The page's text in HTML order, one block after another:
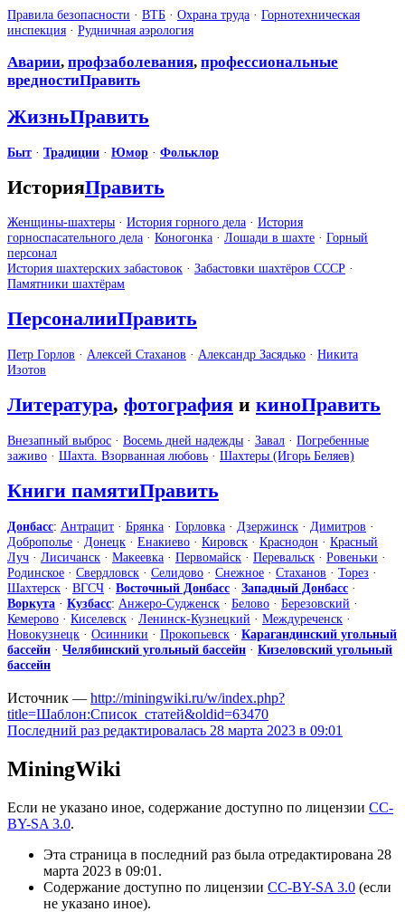
Правила безопасности · ВТБ · Охрана труда · Горнотехническая
инспекция · Рудничная аэрология
Аварии, профзаболевания, профессиональные
вредностиПравить
ЖизньПравить
Быт · Традиции · Юмор · Фольклор
ИсторияПравить
Женщины-шахтеры · История горного дела · История
горноспасательного дела · Коногонка · Лошади в шахте · Горный
персонал
История шахтерских забастовок · Забастовки шахтёров СССР ·
Памятники шахтёрам
ПерсоналииПравить
Петр Горлов · Алексей Стаханов · Александр Засядько · Никита
Изотов
Литература, фотография и киноПравить
Внезапный выброс · Восемь дней надежды · Завал · Погребенные
заживо · Шахта. Взорванная любовь · Шахтеры (Игорь Беляев)
Книги памятиПравить
Донбасс: Антрацит · Брянка · Горловка · Дзержинск · Димитров ·
Доброполье · Донецк · Енакиево · Кировск · Краснодон · Красный
Луч · Лисичанск · Макеевка · Первомайск · Перевальск · Ровеньки ·
Родинское · Свердловск · Селидово · Снежное · Стаханов · Торез ·
Шахтерск · ВГСЧ · Восточный Донбасс · Западный Донбасс ·
Воркута · Кузбасс: Анжеро-Судженск · Белово · Березовский ·
Кемерово · Киселевск · Ленинск-Кузнецкий · Междуреченск ·
Новокузнецк · Осинники · Прокопьевск · Карагандинский угольный
бассейн · Челябинский угольный бассейн · Кизеловский угольный
бассейн
Источник — http://miningwiki.ru/w/index.php?
title=Шаблон:Список_статей&oldid=63470
Последний раз редактировалась 28 марта 2023 в 09:01
MiningWiki
Если не указано иное, содержание доступно по лицензии CC-
BY-SA 3.0.
Эта страница в последний раз была отредактирована 28
марта 2023 в 09:01.
Содержание доступно по лицензии CC-BY-SA 3.0 (если
не указано иное).